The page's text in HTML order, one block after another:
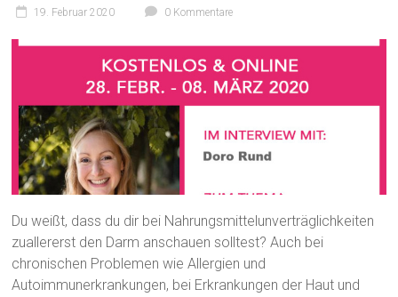
19. Februar 2020 0 Kommentare
Du weißt, dass du dir bei Nahrungsmittelunverträglichkeiten
zuallererst den Darm anschauen solltest? Auch bei
chronischen Problemen wie Allergien und
Autoimmunerkrankungen, bei Erkrankungen der Haut und